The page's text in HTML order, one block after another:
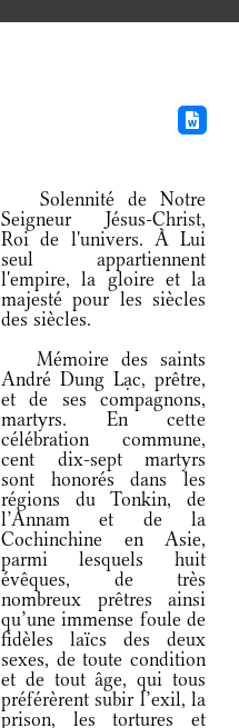
Solennité de Notre
Seigneur Jésus-Christ,
Roi de l'univers. À Lui
seul appartiennent
l'empire, la gloire et la
majesté pour les siècles
des siècles.
Mémoire des saints
André Dung Lạc, prêtre,
et de ses compagnons,
martyrs. En cette
célébration commune,
cent dix-sept martyrs
sont honorés dans les
régions du Tonkin, de
l’Annam et de la
Cochinchine en Asie,
parmi lesquels huit
évêques, de très
nombreux prêtres ainsi
qu’une immense foule de
fidèles laïcs des deux
sexes, de toute condition
et de tout âge, qui tous
préférèrent subir l’exil, la
prison, les tortures et